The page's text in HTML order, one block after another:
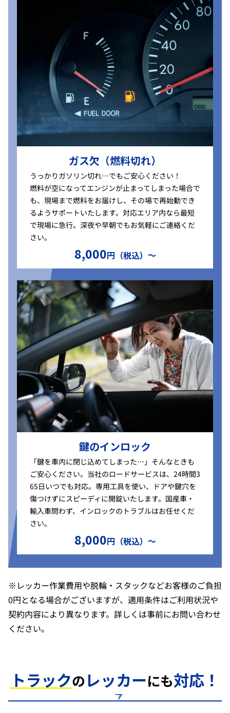
ガス欠（燃料切れ）
うっかりガソリン切れ…でもご安心ください！
燃料が空になってエンジンが止まってしまった場合で
も、現場まで燃料をお届けし、その場で再始動でき
るようサポートいたします。対応エリア内なら最短
で現場に急行。深夜や早朝でもお気軽にご連絡くだ
さい。
8,000円（税込）〜
鍵のインロック
「鍵を車内に閉じ込めてしまった…」そんなときも
ご安心ください。当社のロードサービスは、24時間3
65日いつでも対応。専用工具を使い、ドアや鍵穴を
傷つけずにスピーディに開錠いたします。国産車・
輸入車問わず、インロックのトラブルはお任せくだ
さい。
8,000円（税込）〜
※レッカー作業費用や脱輪・スタックなどお客様のご負担
0円となる場合がございますが、適用条件はご利用状況や
契約内容により異なります。詳しくは事前にお問い合わせ
ください。
トラックのレッカーにも対応！